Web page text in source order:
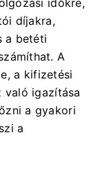
időkre,
díjakra,
a betéti
A
a kifizetési
igazítása
a gyakori
a